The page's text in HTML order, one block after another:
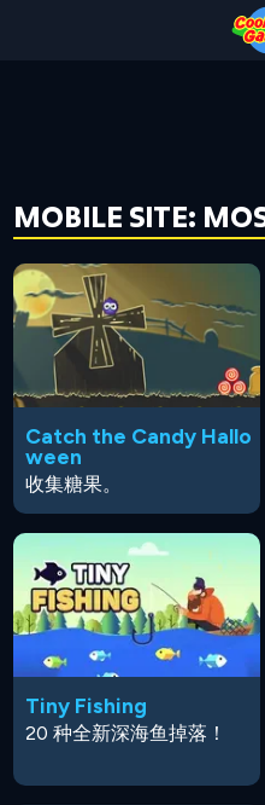
MOBILE SITE:
Catch the Candy Hallo
ween
收集糖果。
Tiny Fishing
20 种全新深海鱼掉落！